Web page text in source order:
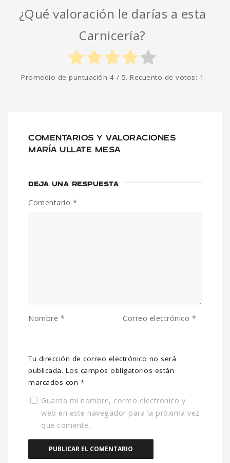
¿Qué valoración le darías a esta
Carnicería?
Promedio de puntuación 4 / 5. Recuento de votos: 1
COMENTARIOS Y VALORACIONES
MARÍA ULLATE MESA
DEJA UNA RESPUESTA
Tu dirección de correo electrónico no será
publicada. Los campos obligatorios están
marcados con *
Comentario *
Nombre * Correo electrónico *
Guarda mi nombre, correo electrónico y
web en este navegador para la próxima vez
que comente.